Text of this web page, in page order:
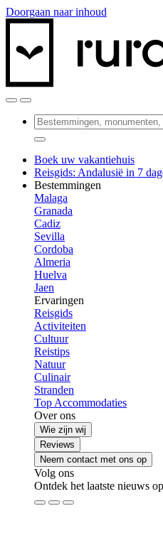
Doorgaan naar inhoud
Boek uw vakantiehuis
Reisgids: Andalusië in 7
Bestemmingen
Malaga
Granada
Cadiz
Sevilla
Cordoba
Almeria
Huelva
Jaen
Ervaringen
Reisgids
Activiteiten
Cultuur
Reistips
Natuur
Culinair
Stranden
Top Accommodaties
Over ons
Wie zijn wij
Reviews
Neem contact met ons op
Volg ons
Ontdek het laatste nieuws